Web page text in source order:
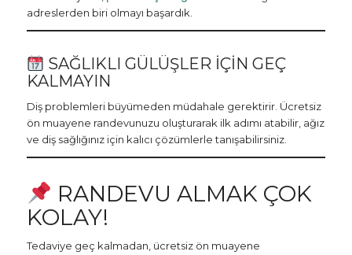
adreslerden biri olmayı başardık.
SAĞLIKLI GÜLÜŞLER İÇIN GEÇ
KALMAYIN
Diş problemleri büyümeden müdahale gerektirir. Ücretsiz
ön muayene randevunuzu oluşturarak ilk adımı atabilir, ağız
ve diş sağlığınız için kalıcı çözümlerle tanışabilirsiniz.
RANDEVU ALMAK ÇOK
KOLAY!
Tedaviye geç kalmadan, ücretsiz ön muayene